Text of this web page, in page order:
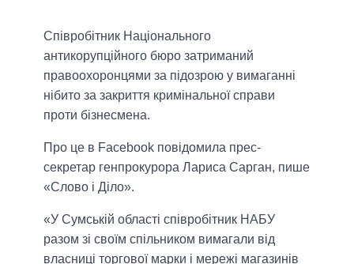
Співробітник Національного
антикорупційного бюро затриманий
правоохоронцями за підозрою у вимаганні
нібито за закриття кримінальної справи
проти бізнесмена.
Про це в Facebook повідомила прес-
секретар генпрокурора Лариса Сарган, пише
«Слово і Діло».
«У Сумській області співробітник НАБУ
разом зі своїм спільником вимагали від
власниці торгової марки і мережі магазинів